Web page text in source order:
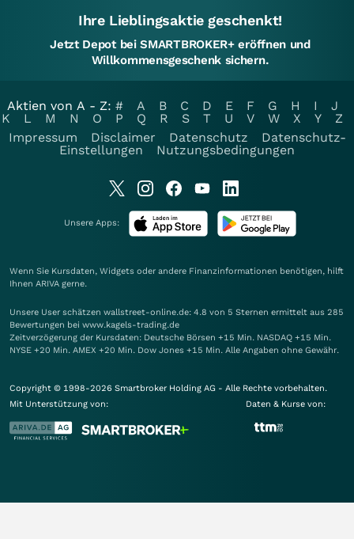
Ihre Lieblingsaktie geschenkt!
Jetzt Depot bei SMARTBROKER+ eröffnen und
Willkommensgeschenk sichern.
Aktien von A - Z: # A B C D E F G H I
J
K
L M N O P Q R S T U V W X Y
Z
Impressum
Disclaimer Datenschutz
Datenschutz-
Einstellungen
Nutzungsbedingungen
Unsere Apps:
Wenn Sie Kursdaten, Widgets oder andere Finanzinformationen benötigen, hilft
Ihnen ARIVA gerne.
Unsere User schätzen wallstreet-online.de: 4.8 von 5 Sternen ermittelt aus 285
Bewertungen bei www.kagels-trading.de
Zeitverzögerung der Kursdaten: Deutsche Börsen +15 Min. NASDAQ +15 Min.
NYSE +20 Min. AMEX +20 Min. Dow Jones +15 Min. Alle Angaben ohne Gewähr.
Copyright © 1998-2026 Smartbroker Holding AG - Alle Rechte vorbehalten.
Mit Unterstützung von:
Daten & Kurse von: